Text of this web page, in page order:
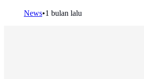
News•1 bulan lalu